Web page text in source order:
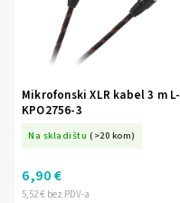
Mikrofonski XLR kabel 3 m L-
KPO2756-3
Na skladištu (>20 kom)
5,52 € bez PDV-a
6,90 €